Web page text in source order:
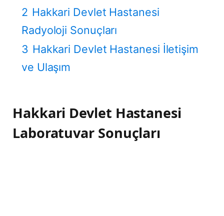
2 Hakkari Devlet Hastanesi
Radyoloji Sonuçları
3 Hakkari Devlet Hastanesi İletişim
ve Ulaşım
Hakkari Devlet Hastanesi
Laboratuvar Sonuçları